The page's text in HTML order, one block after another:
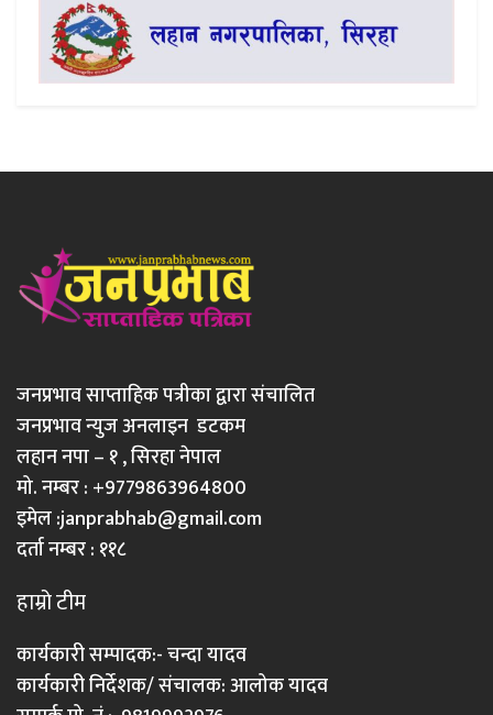
जनप्रभाव साप्ताहिक पत्रीका द्वारा संचालित
जनप्रभाव न्युज अनलाइन डटकम
लहान नपा – १ , सिरहा नेपाल
मो. नम्बर : +9779863964800
इमेल :janprabhab@gmail.com
दर्ता नम्बर : ११८
हाम्रो टीम
कार्यकारी सम्पादक:- चन्दा यादव
कार्यकारी निर्देशक/ संचालक: आलोक यादव